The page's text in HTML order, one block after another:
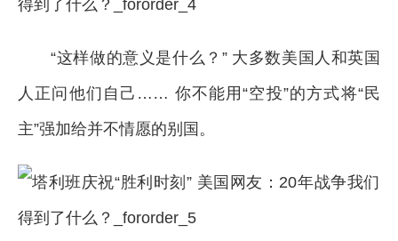
“这样做的意义是什么？” 大多数美国人和英国
人正问他们自己…… 你不能用“空投”的方式将“民
主”强加给并不情愿的别国。